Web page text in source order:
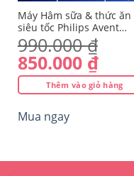
Máy Hâm sữa & thức ăn
siêu tốc Philips Avent
355/07
990.000₫
Giá
gốc
là:
990.000 ₫.
850.000 ₫Giá
hiện
tại
Thêm vào giỏ hàng
Mua ngay